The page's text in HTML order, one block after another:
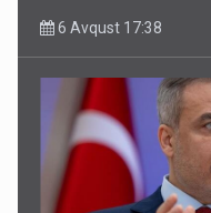
6 Avqust 17:38